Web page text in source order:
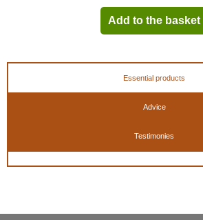
Add to the basket
Essential products
Advice
Testimonies